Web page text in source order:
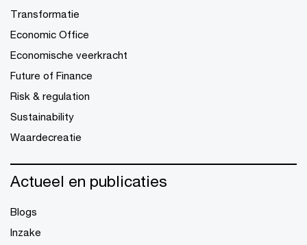
Transformatie
Economic Office
Economische veerkracht
Future of Finance
Risk & regulation
Sustainability
Waardecreatie
Actueel en publicaties
Blogs
Inzake